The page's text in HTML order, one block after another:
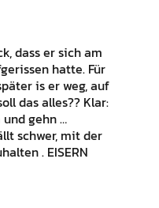
dass er sich am
hatte. Für
is er weg, auf
das alles?? Klar:
gehn …
schwer, mit der
. EISERN